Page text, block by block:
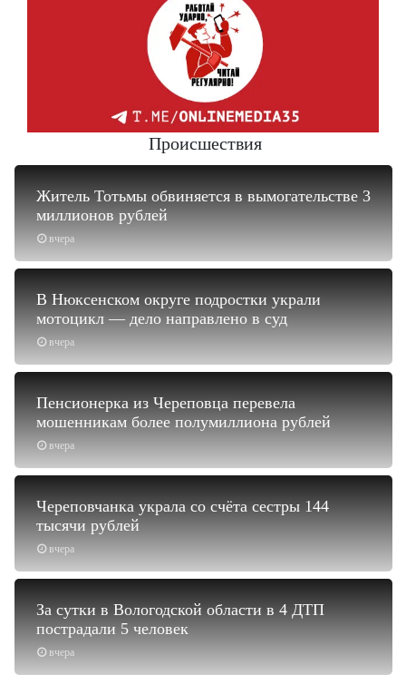
Происшествия
вчера
Житель Тотьмы обвиняется в вымогательстве 3
миллионов рублей
вчера
В Нюксенском округе подростки украли
мотоцикл — дело направлено в суд
вчера
Пенсионерка из Череповца перевела
мошенникам более полумиллиона рублей
вчера
Череповчанка украла со счёта сестры 144
тысячи рублей
вчера
За сутки в Вологодской области в 4 ДТП
пострадали 5 человек